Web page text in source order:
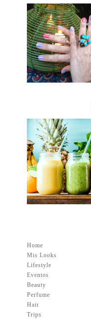
Home
Mis Looks
Lifestyle
Eventos
Beauty
Perfume
Hair
Trips